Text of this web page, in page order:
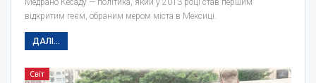
відкритим геєм, обраним мером міста в Мексиці.
ДАЛІ...
Світ